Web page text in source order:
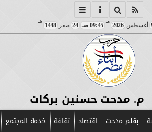
أغسطس2026
مـ
09:45 صـ 24 صفر1448
هـ
م. مدحت حسنين بركات
بقلم مدحت اقتصاد ثقافة خدمة المجتمع